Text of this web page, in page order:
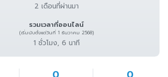
2 เดือนที่ผ่านมา
รวมเวลาที่ออนไลน์
(เริ่มนับตั้งแต่วันที่ 1 ธันวาคม 2568)
1 ชั่วโมง, 6 นาที